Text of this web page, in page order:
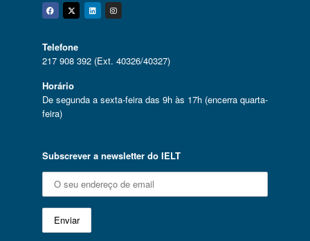
Facebook
Twitter
Linkedin
Instagram
Telefone
217 908 392 (Ext. 40326/40327)
Horário
De segunda a sexta-feira das 9h às 17h (encerra quarta-
feira)
Subscrever a newsletter do IELT